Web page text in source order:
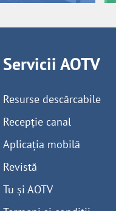
Servicii AOTV
Resurse descărcabile
Recepție canal
Aplicația mobilă
Revistă
Tu și AOTV